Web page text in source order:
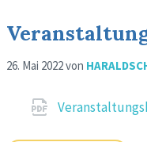
26. Mai 2022von
Attachments